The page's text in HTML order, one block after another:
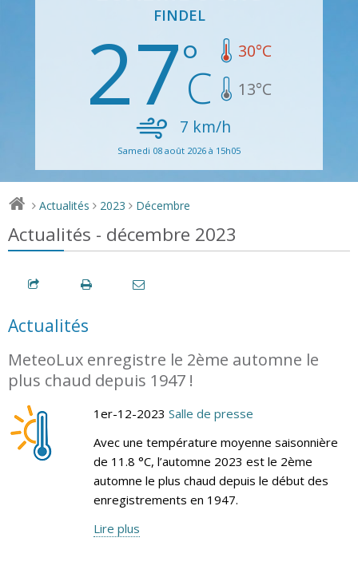
FINDEL
27 30°C
13°C
7 km/h
Samedi 08 août 2026 à 15h05
> Actualités > 2023 > Décembre
Actualités - décembre 2023
Actualités
MeteoLux enregistre le 2ème automne le
plus chaud depuis 1947 !
1er-12-2023 Salle de presse
Avec une température moyenne saisonnière
de 11.8 °C, l’automne 2023 est le 2ème
automne le plus chaud depuis le début des
enregistrements en 1947.
Lire plus